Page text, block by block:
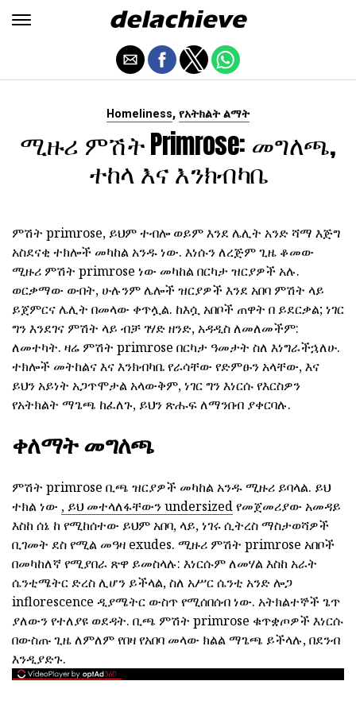
Homeliness, የአትክልት ልማት
ሚዙሪ ምሽት Primrose: መግለጫ,
ተከላ እና እንክብካቤ
ምሽት primrose, ይህም ተብሎ ወይም እንደ ሌሊት አንድ ሻማ እጅግ
አስደናቂ ተክሎች መካከል አንዱ ነው. እነሱን ለረጅም ጊዜ ቆመው
ሚዙሪ ምሽት primrose ነው መካከል በርካታ ዝርያዎች አሉ.
ወርቃማው ውበት, ሁሉንም ሌሎች ዝርያዎች እንደ አበባ ምሽት ላይ
ይጀምርና ሌሊት በመላው ቀጥሏል. ከእሷ አበቦች ጠዋት በ ይደርቃል; ነገር
ግን እንደገና ምሽት ላይ ብቻ ገሃድ ዘንድ, አዳዲስ ለመለመችም:
ለመተካት. ዛሬ ምሽት primrose በርካታ ዓመታት ስለ እነግራችኋለሁ.
ተክሎች መትከልና እና እንክብካቤ የራሳቸው የድምፁን አላቸው, እና
ይህን አይነት አጋጥሞታል አላውቅም, ነገር ግን እነርሱ የእርስዎን
የአትክልት ማጌጫ ከፈለጉ, ይህን ጽሑፍ ለማንበብ ያቀርባሉ.
ቀለማት መግለጫ
ምሽት primrose ቢጫ ዝርያዎች መካከል አንዱ ሚዙሪ ይባላል. ይህ
ተክል ነው , ይህ መተላለፋቸውን undersizedየመጀመሪያው አመዳይ
እስከ ሰኔ ከ የሚከሰተው ይህም አበባ, ላይ, ነገሩ ሲትረስ ማስታወሻዎች
ቢገመት ደስ የሚል መዓዛ exudes. ሚዙሪ ምሽት primrose አበቦች
በመካከለኛ የሚያበራ ጽዋ ይመስላሉ: እነርሱም ለመሃል እስከ አራት
ሴንቲሜትር ድረስ ሊሆን ይችላል, ስለ አሥር ሴንቲ አንድ ሎጋ
inflorescence ዲያሜትር ውስጥ የሚሰበሰብ ነው. አትክልተኞች ጌጥ
ያለውን የተለያዩ ወደዳት. ቢጫ ምሽት primrose ቁጥቋጦዎች እነርሱ
በውስጡ ጊዜ ለምለም የበዛ የአበባ መላው ክልል ማጌጫ ይችላሉ, በደንብ
እንዲያድጉ.